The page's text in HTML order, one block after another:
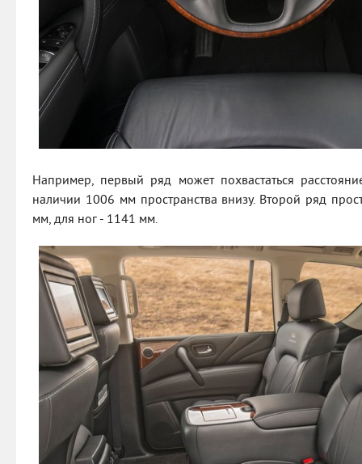
Например, первый ряд может похвастаться
наличии 1006 мм пространства внизу. Второй ряд
мм, для ног - 1141 мм.